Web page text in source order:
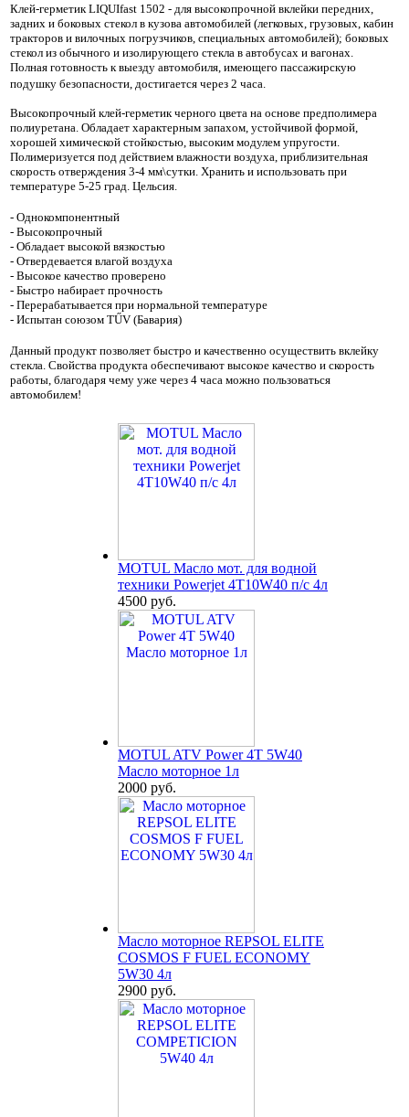
Клей-герметик LIQUIfast 1502 - для высокопрочной вклейки передних,
задних и боковых стекол в кузова автомобилей (легковых, грузовых, кабин
тракторов и вилочных погрузчиков, специальных автомобилей); боковых
стекол из обычного и изолирующего стекла в автобусах и вагонах.
Полная готовность к выезду автомобиля, имеющего пассажирскую
подушку безопасности, достигается через 2 часа.
Высокопрочный клей-герметик черного цвета на основе предполимера
полиуретана. Обладает характерным запахом, устойчивой формой,
хорошей химической стойкостью, высоким модулем упругости.
Полимеризуется под действием влажности воздуха, приблизительная
скорость отверждения 3-4 мм\сутки. Хранить и использовать при
температуре 5-25 град. Цельсия.
- Однокомпонентный
- Высокопрочный
- Обладает высокой вязкостью
- Отвердевается влагой воздуха
- Высокое качество проверено
- Быстро набирает прочность
- Перерабатывается при нормальной температуре
- Испытан союзом TŰV (Бавария)
Данный продукт позволяет быстро и качественно осуществить вклейку
стекла. Свойства продукта обеспечивают высокое качество и скорость
работы, благодаря чему уже через 4 часа можно пользоваться
автомобилем!
MOTUL Масло мот. для водной
техники Powerjet 4T10W40 п/с 4л
4500 руб.
MOTUL ATV Power 4T 5W40
Масло моторное 1л
2000 руб.
Масло моторное REPSOL ELITE
COSMOS F FUEL ECONOMY
5W30 4л
2900 руб.